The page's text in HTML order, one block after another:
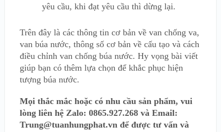
yêu cầu, khi đạt yêu cầu thì dừng lại.
Trên đây là các thông tin cơ bản về van chống va,
van búa nước, thông số cơ bản về cấu tạo và cách
điều chỉnh van chống búa nước. Hy vọng bài viết
giúp bạn có thêm lựa chọn để khắc phục hiện
tượng búa nước.
Mọi thắc mắc hoặc có nhu cầu sản phẩm, vui
lòng liên hệ Zalo: 0865.927.268 và Email:
Trung@tuanhungphat.vn để được tư vấn và